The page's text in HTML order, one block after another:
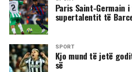
Paris Saint-Germain
supertalentit të
SPORT
​Kjo mund të jetë
së